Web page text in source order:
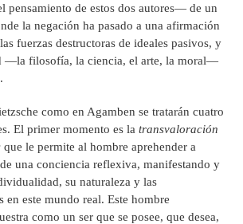
pensamiento de estos dos autores— de un
la negación ha pasado a una afirmación
fuerzas destructoras de ideales pasivos, y
—la filosofía, la ciencia, el arte, la moral—
como en Agamben se tratarán cuatro
El primer momento es la transvaloración
que le permite al hombre aprehender a
una conciencia reflexiva, manifestando y
su naturaleza y las
en este mundo real. Este hombre
como un ser que se posee, que desea,